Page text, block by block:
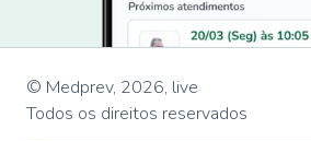
© Medprev, 2026, live
Todos os direitos reservados